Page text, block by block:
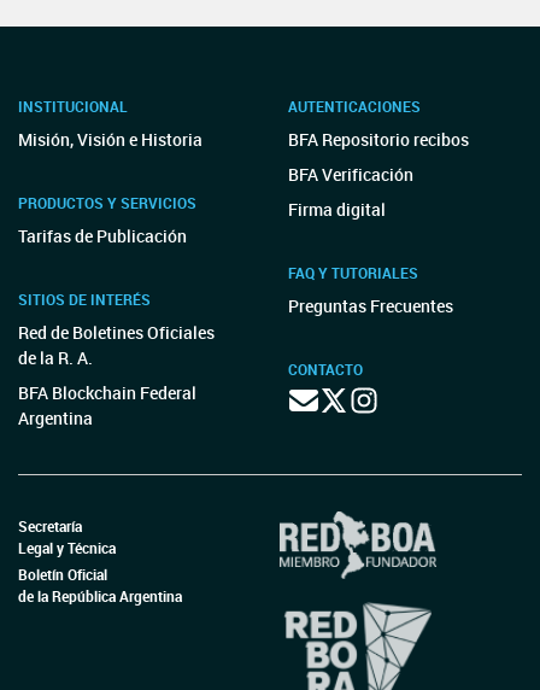
INSTITUCIONAL
Misión, Visión e Historia
PRODUCTOS Y SERVICIOS
Tarifas de Publicación
SITIOS DE INTERÉS
Red de Boletines Oficiales
de la R. A.
BFA Blockchain Federal
Argentina
AUTENTICACIONES
BFA Repositorio recibos
BFA Verificación
Firma digital
FAQ Y TUTORIALES
Preguntas Frecuentes
CONTACTO
Secretaría
Legal y Técnica
Boletín Oficial
de la República Argentina